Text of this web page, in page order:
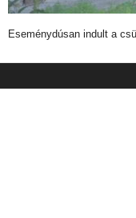
Eseménydúsan indult a